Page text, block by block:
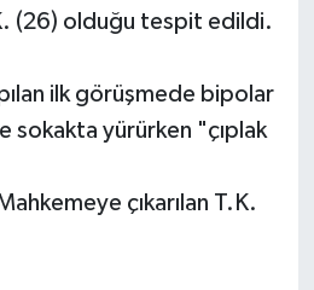
(26) olduğu tespit edildi.
ilk görüşmede bipolar
sokakta yürürken "çıplak
çıkarılan T.K.